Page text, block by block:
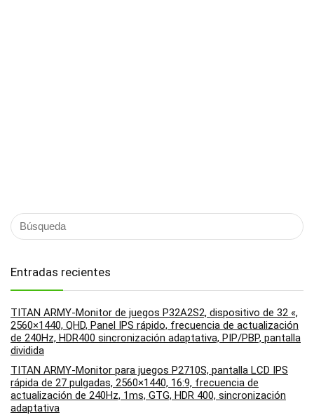
Entradas recientes
TITAN ARMY-Monitor de juegos P32A2S2, dispositivo de 32 «,
2560×1440, QHD, Panel IPS rápido, frecuencia de actualización
de 240Hz, HDR400 sincronización adaptativa, PIP/PBP, pantalla
dividida
TITAN ARMY-Monitor para juegos P2710S, pantalla LCD IPS
rápida de 27 pulgadas, 2560×1440, 16:9, frecuencia de
actualización de 240Hz, 1ms, GTG, HDR 400, sincronización
adaptativa